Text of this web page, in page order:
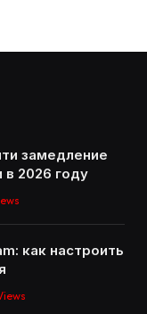
замедление
в 2026 году
как настроить